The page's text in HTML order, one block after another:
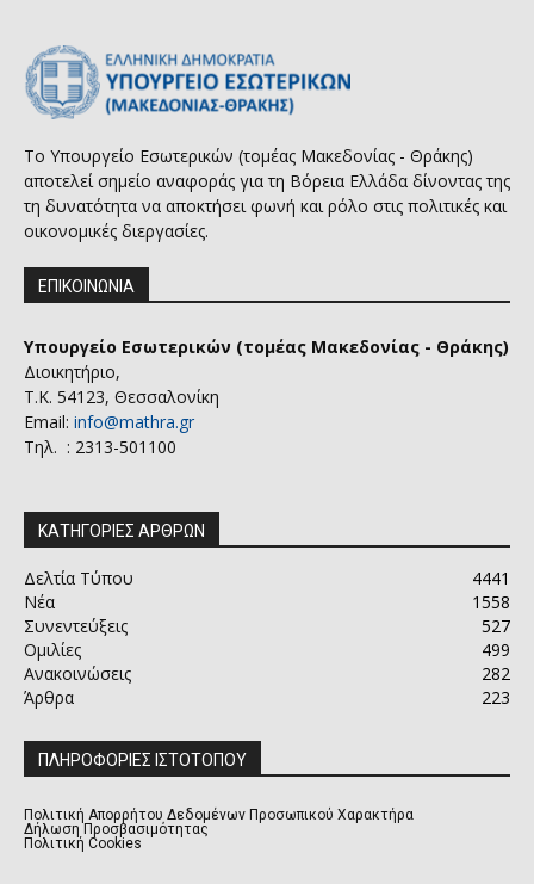
Το Υπουργείο Εσωτερικών (τομέας Μακεδονίας - Θράκης)
αποτελεί σημείο αναφοράς για τη Βόρεια Ελλάδα δίνοντας της
τη δυνατότητα να αποκτήσει φωνή και ρόλο στις πολιτικές και
οικονομικές διεργασίες.
ΕΠΙΚΟΙΝΩΝΙΑ
Υπουργείο Εσωτερικών (τομέας Μακεδονίας - Θράκης)
Διοικητήριο,
Τ.Κ. 54123, Θεσσαλονίκη
Email: info@mathra.gr
Τηλ. : 2313-501100
ΚΑΤΗΓΟΡΙΕΣ ΑΡΘΡΩΝ
Δελτία Τύπου
4441
Νέα
1558
Συνεντεύξεις
527
Ομιλίες
499
Ανακοινώσεις
282
Άρθρα
223
ΠΛΗΡΟΦΟΡΙΕΣ ΙΣΤΟΤΟΠΟΥ
Πολιτική Απορρήτου Δεδομένων Προσωπικού Χαρακτήρα
Δήλωση Προσβασιμότητας
Πολιτική Cookies